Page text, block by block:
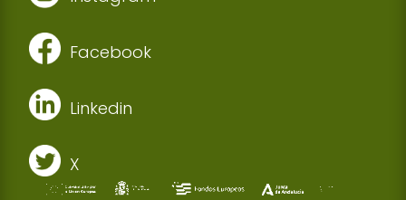
Facebook
Linkedin
X